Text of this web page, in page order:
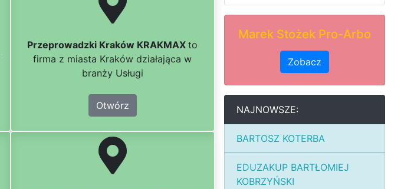
Przeprowadzki Kraków KRAKMAXto
firma z miasta Kraków działająca w
branży Usługi
Otwórz
Marek Stożek Pro-Arbo
Zobacz
NAJNOWSZE:
BARTOSZ KOTERBA
EDUZAKUP BARTŁOMIEJ
KOBRZYŃSKI